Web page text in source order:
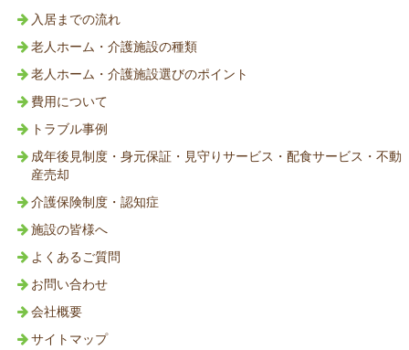
入居までの流れ
老人ホーム・介護施設の種類
老人ホーム・介護施設選びのポイント
費用について
トラブル事例
成年後見制度・身元保証・見守りサービス・配食サービス・不動
産売却
介護保険制度・認知症
施設の皆様へ
よくあるご質問
お問い合わせ
会社概要
サイトマップ